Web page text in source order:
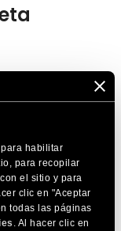
habilitar
para recopilar
el sitio y para
clic en "Aceptar
todas las páginas
. Al hacer clic en
archivo .htaccess:
[NC]
subcarpeta/